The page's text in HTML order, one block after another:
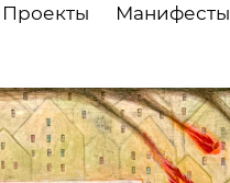
Проекты Манифесты